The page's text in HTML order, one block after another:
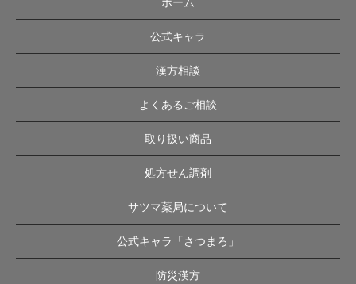
公式キャラ
漢方相談
よくあるご相談
取り扱い商品
処方せん調剤
サツマ薬局について
公式キャラ「さつまろ」
防災漢方